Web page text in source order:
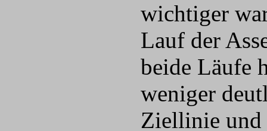
wichtiger
Lauf der
beide Läufe
weniger
Ziellinie und